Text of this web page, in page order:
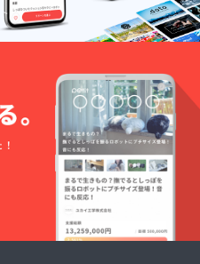
宿泊費
は自己
負担に
す。 ・
水道光
熱費な
どは別
途、請
求させ
て頂き
ます。
・有効
は、令
和7年7
月1日～